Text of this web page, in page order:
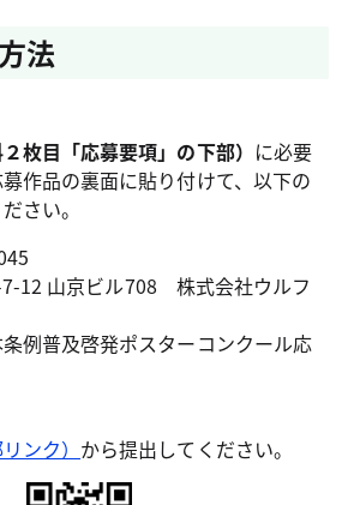
法
枚目「応募要項」の下部） に必要
作品の裏面に貼り付けて、以下の
さい。
12 山京ビル708 株式会社ウルフ
条例普及啓発ポスターコンクール応
ンク） から提出してください。